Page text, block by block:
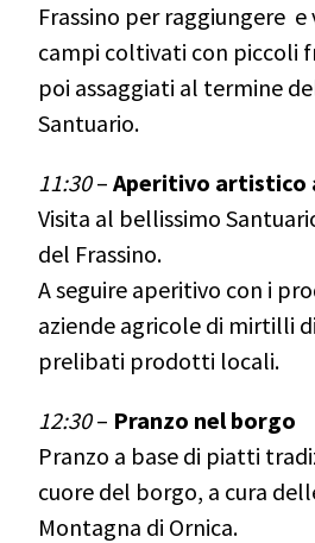
Frassino per raggiungere e
campi coltivati con piccoli
poi assaggiati al termine
Santuario.
11:30– Aperitivo artistico
Visita al bellissimo
del Frassino.
A seguire aperitivo con i
aziende agricole di mirtilli
prelibati prodotti locali.
12:30– Pranzo nel borgo
Pranzo a base di piatti
cuore del borgo, a cura
Montagna di Ornica.